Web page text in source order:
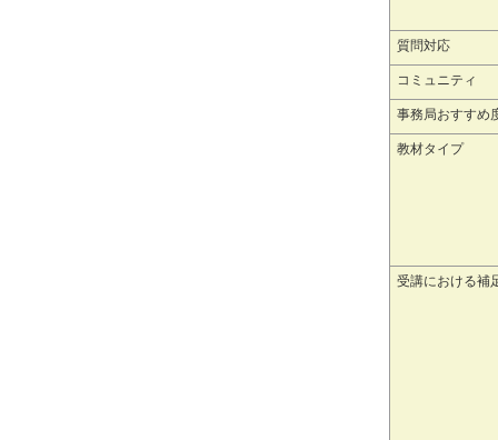
質問対応
コミュニティ
事務局おすすめ
教材タイプ
受講における補